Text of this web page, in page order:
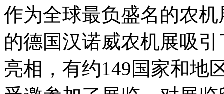
作为全球最负盛名的农
的德国汉诺威农机展吸
亮相，有约149国家和地